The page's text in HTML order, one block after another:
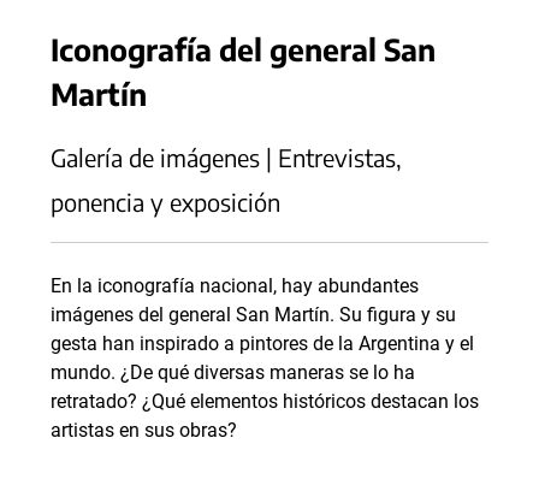
Iconografía del general San
Martín
Galería de imágenes | Entrevistas,
ponencia y exposición
En la iconografía nacional, hay abundantes
imágenes del general San Martín. Su figura y su
gesta han inspirado a pintores de la Argentina y el
mundo. ¿De qué diversas maneras se lo ha
retratado? ¿Qué elementos históricos destacan los
artistas en sus obras?